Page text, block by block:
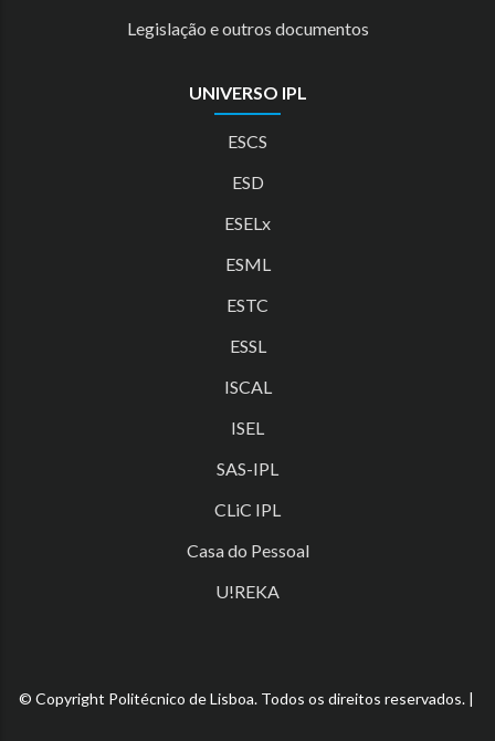
Legislação e outros documentos
UNIVERSO IPL
ESCS
ESD
ESELx
ESML
ESTC
ESSL
ISCAL
ISEL
SAS-IPL
CLiC IPL
Casa do Pessoal
U!REKA
© Copyright Politécnico de Lisboa. Todos os direitos reservados. |